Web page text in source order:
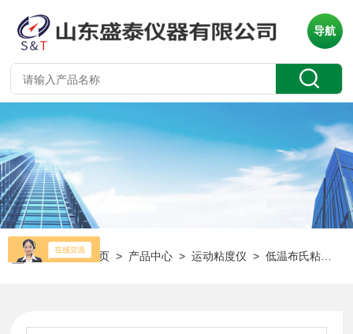
导航
当前位置：首页 > 产品中心 >运动粘度仪 >低温布氏粘度仪